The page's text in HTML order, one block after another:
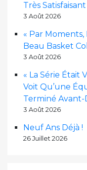
Très Satisfaisant
3 Août 2026
« Par
Beau Basket
3 Août 2026
« La Série Était
Voit Qu’une
Terminé Avant-
3 Août 2026
Neuf Ans Déjà !
26 Juillet 2026